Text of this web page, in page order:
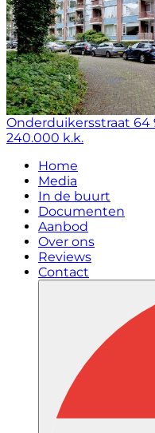
Onderduikersstraat 64
240.000 k.k.
Home
Media
In de buurt
Documenten
Aanbod
Over ons
Reviews
Contact